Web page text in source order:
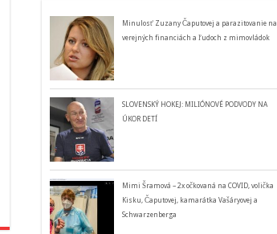
Minulosť Zuzany Čaputovej a parazitovanie na
verejných financiách a ľudoch z mimovládok
SLOVENSKÝ HOKEJ: MILIÓNOVÉ PODVODY NA
ÚKOR DETÍ
Mimi Šramová – 2x očkovaná na COVID, volička
Kisku, Čaputovej, kamarátka Vašáryovej a
Schwarzenberga